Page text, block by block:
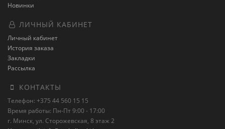
Новинки
ЛИЧНЫЙ КАБИНЕТ
Личный кабинет
История заказа
Закладки
Рассылка
КОНТАКТЫ
Телефон: +375 44 560 15 15
Время работы: Пн-Пт 9:00 - 17:00
г. Минск, ул. Сторожевская, 8 этаж 2